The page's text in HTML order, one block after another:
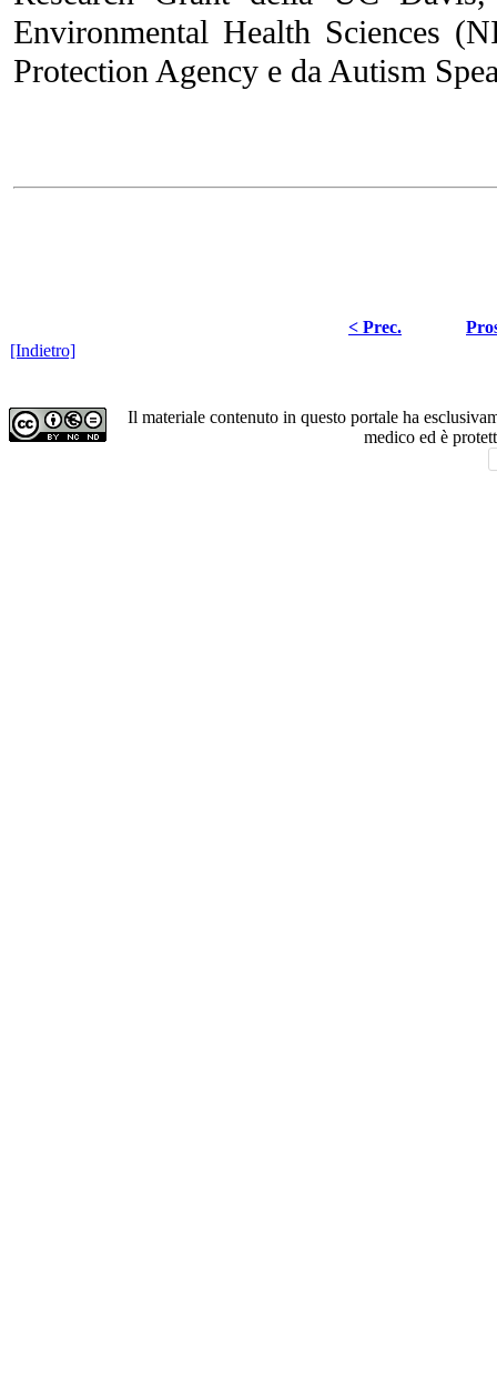
Environmental Health Sciences
Protection Agency e da Autism
< Prec.
[Indietro]
Il materiale contenuto in questo portale ha
medico ed è